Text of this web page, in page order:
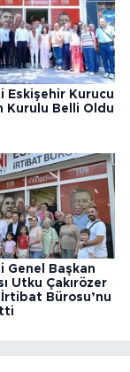
Eskişehir Kurucu
Kurulu Belli Oldu
Genel Başkan
Utku Çakırözer
İrtibat Bürosu’nu